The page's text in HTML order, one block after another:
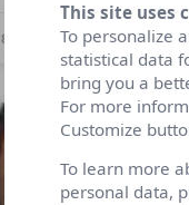
8 novembre 2008
This site uses
To personalize
statistical data
bring you a
For more
Customize
To learn more
personal data,